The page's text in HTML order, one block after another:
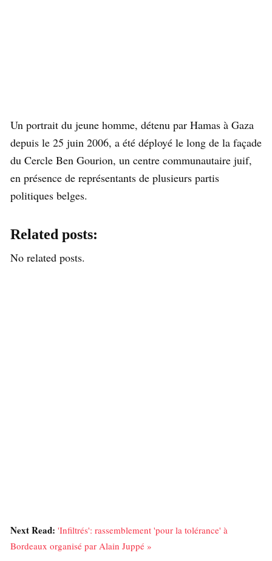
Un portrait du jeune homme, détenu par Hamas à Gaza
depuis le 25 juin 2006, a été déployé le long de la façade
du Cercle Ben Gourion, un centre communautaire juif,
en présence de représentants de plusieurs partis
politiques belges.
Related posts:
No related posts.
Next Read: 'Infiltrés': rassemblement 'pour la tolérance' à
Bordeaux organisé par Alain Juppé »